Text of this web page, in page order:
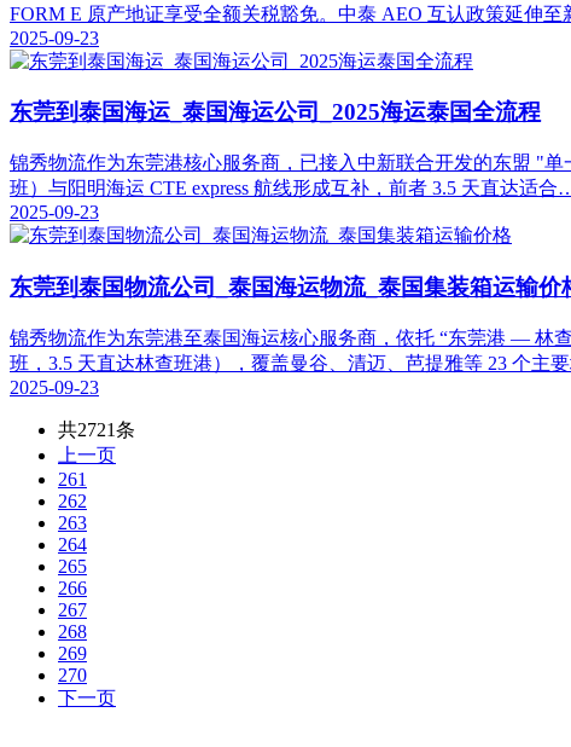
FORM E 原产地证享受全额关税豁免。中泰 AEO 互认政策延伸
2025-09-23
东莞到泰国海运_泰国海运公司_2025海运泰国全流程
锦秀物流作为东莞港核心服务商，已接入中新联合开发的东盟 "
班）与阳明海运 CTE express 航线形成互补，前者 3.5 天直达适合
2025-09-23
东莞到泰国物流公司_泰国海运物流_泰国集装箱运输价
锦秀物流作为东莞港至泰国海运核心服务商，依托 “东莞港 — 林
班，3.5 天直达林查班港），覆盖曼谷、清迈、芭提雅等 23 个主
2025-09-23
共2721条
上一页
261
262
263
264
265
266
267
268
269
270
下一页